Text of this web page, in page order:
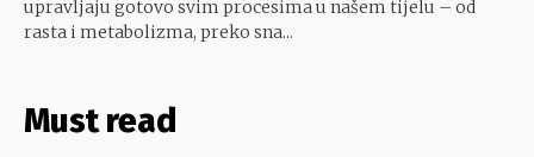
upravljaju gotovo svim procesima u našem tijelu – od
rasta i metabolizma, preko sna...
Must read